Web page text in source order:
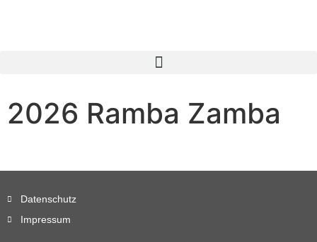
2026 Ramba Zamba
Datenschutz
Impressum